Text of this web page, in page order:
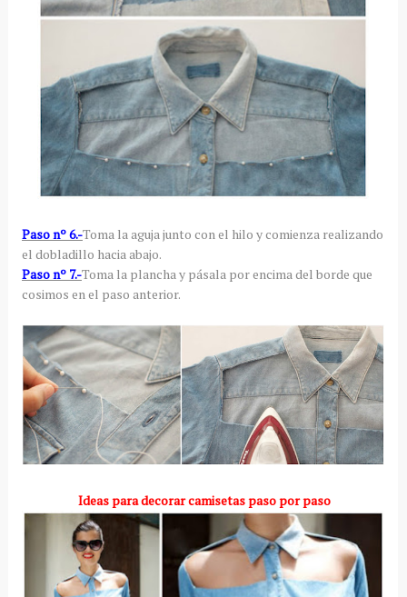
Paso nº 6.-Toma la aguja junto con el hilo y comienza realizando
el dobladillo hacia abajo.
Paso nº 7.-Toma la plancha y pásala por encima del borde que
cosimos en el paso anterior.
Ideas para decorar camisetas paso por paso